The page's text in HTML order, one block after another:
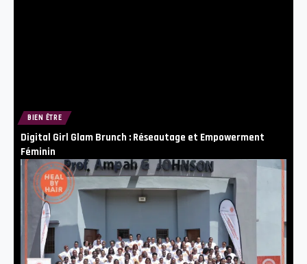
BIEN ÊTRE
Digital Girl Glam Brunch : Réseautage et Empowerment
Féminin